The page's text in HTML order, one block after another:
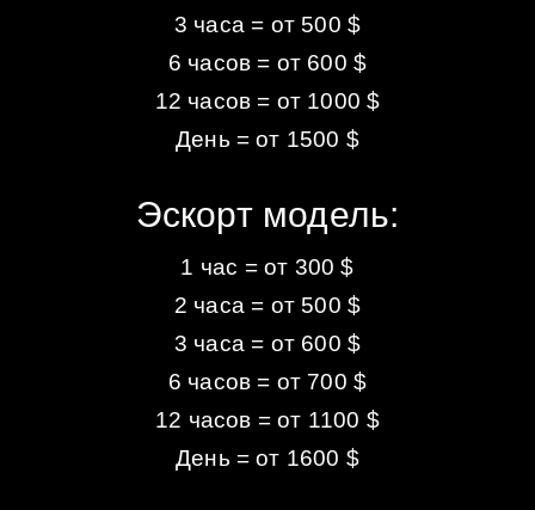
3 часа = от 500 $
6 часов = от 600 $
12 часов = от 1000 $
День = от 1500 $
Эскорт модель:
1 час = от 300 $
2 часа = от 500 $
3 часа = от 600 $
6 часов = от 700 $
12 часов = от 1100 $
День = от 1600 $